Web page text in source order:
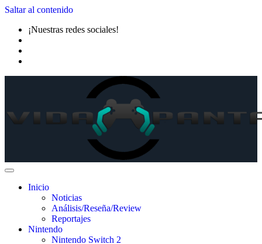
Saltar al contenido
¡Nuestras redes sociales!
Inicio
Noticias
Análisis/Reseña/Review
Reportajes
Nintendo
Nintendo Switch 2